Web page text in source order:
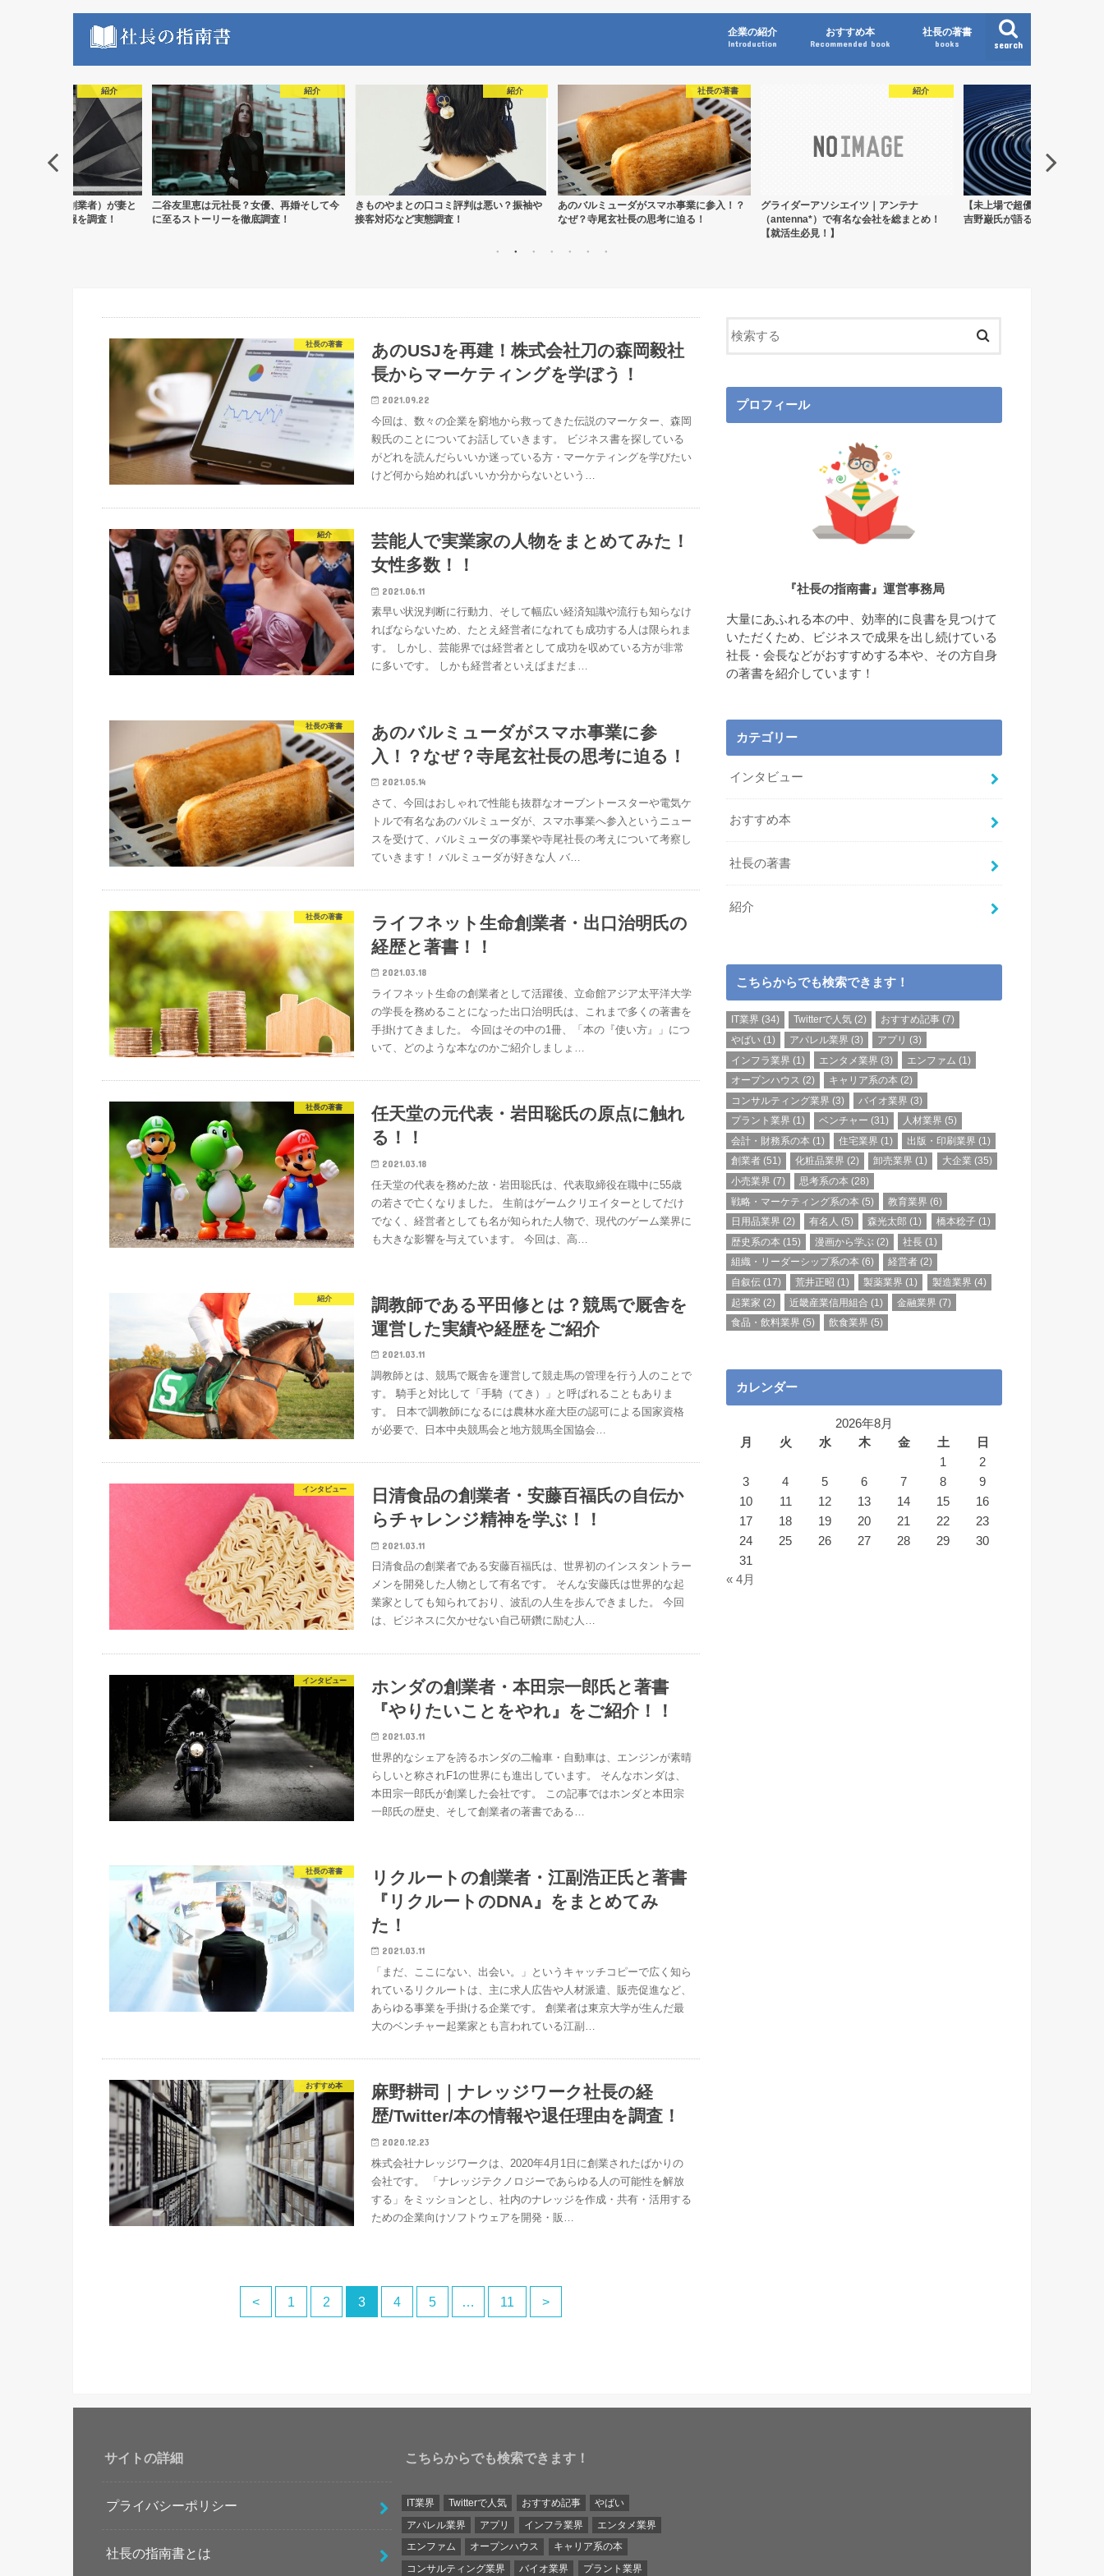
search
企業の紹介
Introduction
おすすめ本
Recommended book
社長の著書
books
紹介
ライグループ創業者）が妻と
跡と現在の情報を調査！
紹介
二谷友里恵は元社長？女優、再婚そして今
に至るストーリーを徹底調査！
紹介
きものやまとの口コミ評判は悪い？振袖や
接客対応など実態調査！
社長の著書
あのバルミューダがスマホ事業に参入！？
なぜ？寺尾玄社長の思考に迫る！
紹介
グライダーアソシエイツ｜アンテナ
（antenna*）で有名な会社を総まとめ！
【就活生必見！】
【未上場で超優良】マイクロ
吉野巌氏が語る未来とは？
社長の著書
あのUSJを再建！株式会社刀の森岡毅社
長からマーケティングを学ぼう！
2021.09.22
今回は、数々の企業を窮地から救ってきた伝説のマーケター、森岡
毅氏のことについてお話していきます。 ビジネス書を探している
がどれを読んだらいいか迷っている方・マーケティングを学びたい
けど何から始めればいいか分からないという…
紹介
芸能人で実業家の人物をまとめてみた！
女性多数！！
2021.06.11
素早い状況判断に行動力、そして幅広い経済知識や流行も知らなけ
ればならないため、たとえ経営者になれても成功する人は限られま
す。 しかし、芸能界では経営者として成功を収めている方が非常
に多いです。 しかも経営者といえばまだま…
社長の著書
あのバルミューダがスマホ事業に参
入！？なぜ？寺尾玄社長の思考に迫る！
2021.05.14
さて、今回はおしゃれで性能も抜群なオーブントースターや電気ケ
トルで有名なあのバルミューダが、スマホ事業へ参入というニュー
スを受けて、バルミューダの事業や寺尾社長の考えについて考察し
ていきます！ バルミューダが好きな人 バ…
社長の著書
ライフネット生命創業者・出口治明氏の
経歴と著書！！
2021.03.18
ライフネット生命の創業者として活躍後、立命館アジア太平洋大学
の学長を務めることになった出口治明氏は、これまで多くの著書を
手掛けてきました。 今回はその中の1冊、「本の『使い方』」につ
いて、どのような本なのかご紹介しましょ…
社長の著書
任天堂の元代表・岩田聡氏の原点に触れ
る！！
2021.03.18
任天堂の代表を務めた故・岩田聡氏は、代表取締役在職中に55歳
の若さで亡くなりました。 生前はゲームクリエイターとしてだけ
でなく、経営者としても名が知られた人物で、現代のゲーム業界に
も大きな影響を与えています。 今回は、高…
紹介
調教師である平田修とは？競馬で厩舎を
運営した実績や経歴をご紹介
2021.03.11
調教師とは、競馬で厩舎を運営して競走馬の管理を行う人のことで
す。 騎手と対比して「手騎（てき）」と呼ばれることもありま
す。 日本で調教師になるには農林水産大臣の認可による国家資格
が必要で、日本中央競馬会と地方競馬全国協会…
インタビュー
日清食品の創業者・安藤百福氏の自伝か
らチャレンジ精神を学ぶ！！
2021.03.11
日清食品の創業者である安藤百福氏は、世界初のインスタントラー
メンを開発した人物として有名です。 そんな安藤氏は世界的な起
業家としても知られており、波乱の人生を歩んできました。 今回
は、ビジネスに欠かせない自己研鑽に励む人…
インタビュー
ホンダの創業者・本田宗一郎氏と著書
『やりたいことをやれ』をご紹介！！
2021.03.11
世界的なシェアを誇るホンダの二輪車・自動車は、エンジンが素晴
らしいと称されF1の世界にも進出しています。 そんなホンダは、
本田宗一郎氏が創業した会社です。 この記事ではホンダと本田宗
一郎氏の歴史、そして創業者の著書である…
社長の著書
リクルートの創業者・江副浩正氏と著書
『リクルートのDNA』をまとめてみ
た！
2021.03.11
「まだ、ここにない、出会い。」というキャッチコピーで広く知ら
れているリクルートは、主に求人広告や人材派遣、販売促進など、
あらゆる事業を手掛ける企業です。 創業者は東京大学が生んだ最
大のベンチャー起業家とも言われている江副…
おすすめ本
麻野耕司｜ナレッジワーク社長の経
歴/Twitter/本の情報や退任理由を調査！
2020.12.23
株式会社ナレッジワークは、2020年4月1日に創業されたばかりの
会社です。 「ナレッジテクノロジーであらゆる人の可能性を解放
する」をミッションとし、社内のナレッジを作成・共有・活用する
ための企業向けソフトウェアを開発・販…
< 1 2 3 4 5 11 >
プロフィール
『社長の指南書』運営事務局
大量にあふれる本の中、効率的に良書を見つけて
いただくため、ビジネスで成果を出し続けている
社長・会長などがおすすめする本や、その方自身
の著書を紹介しています！
カテゴリー
インタビュー
おすすめ本
社長の著書
紹介
こちらからでも検索できます！
IT業界 (34) Twitterで人気 (2) おすすめ記事 (7)
やばい (1) アパレル業界 (3) アプリ (3)
インフラ業界 (1) エンタメ業界 (3) エンファム (1)
オープンハウス (2) キャリア系の本 (2)
コンサルティング業界 (3) バイオ業界 (3)
プラント業界 (1) ベンチャー (31) 人材業界 (5)
会計・財務系の本 (1) 住宅業界 (1) 出版・印刷業界 (1)
創業者 (51) 化粧品業界 (2) 卸売業界 (1) 大企業 (35)
小売業界 (7) 思考系の本 (28)
戦略・マーケティング系の本 (5) 教育業界 (6)
日用品業界 (2) 有名人 (5) 森光太郎 (1) 橋本稔子(1)
歴史系の本 (15) 漫画から学ぶ (2) 社長 (1)
組織・リーダーシップ系の本 (6) 経営者 (2)
自叙伝 (17) 荒井正昭 (1) 製薬業界 (1) 製造業界 (4)
起業家 (2) 近畿産業信用組合 (1) 金融業界 (7)
食品・飲料業界 (5) 飲食業界 (5)
カレンダー
2026年8月
月
火 水 木 金 土
日
1
2
3
4 5 6 7 8
9
10
11 12 13 14 15
16
17
18 19 20 21 22
23
24
25 26 27 28 29
30
31
« 4月
サイトの詳細
プライバシーポリシー
社長の指南書とは
こちらからでも検索できます！
IT業界 Twitterで人気 おすすめ記事
やばい
アパレル業界
アプリ インフラ業界
エンタメ業界
エンファム
オープンハウス
キャリア系の本
コンサルティング業界
バイオ業界 プラント業界